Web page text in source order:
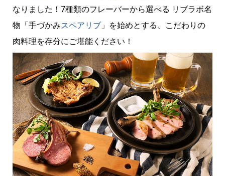
なりました！7種類のフレーバーから選べる リブラボ名
物「手づかみスペアリブ」を始めとする、こだわりの
肉料理を存分にご堪能ください！